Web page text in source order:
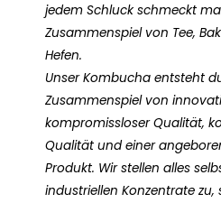
jedem Schluck schmeckt
Zusammenspiel von Tee,
Hefen.
Unser Kombucha entsteht
Zusammenspiel von
kompromissloser Qualität,
Qualität und einer
Produkt. Wir stellen alles
industriellen Konzentrate